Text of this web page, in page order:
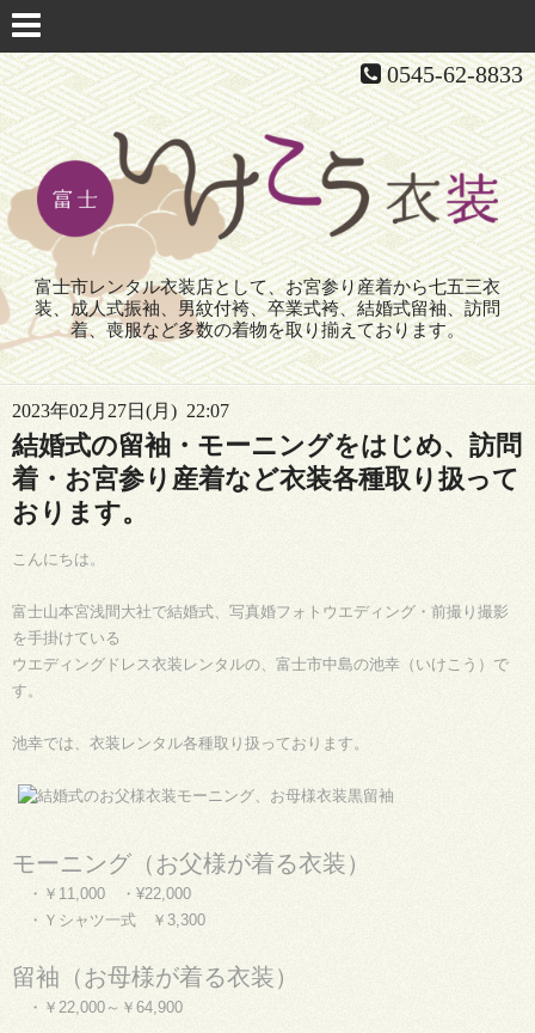
0545-62-8833
富士市レンタル衣装店として、お宮参り産着から七五三衣
装、成人式振袖、男紋付袴、卒業式袴、結婚式留袖、訪問
着、喪服など多数の着物を取り揃えております。
2023年02月27日(月) 22:07
結婚式の留袖・モーニングをはじめ、訪問
着・お宮参り産着など衣装各種取り扱って
おります。
こんにちは。
富士山本宮浅間大社で結婚式、写真婚フォトウエディング・前撮り撮影
を手掛けている
ウエディングドレス衣装レンタルの、富士市中島の池幸（いけこう）で
す。
池幸では、衣装レンタル各種取り扱っております。
モーニング（お父様が着る衣装）
・￥11,000 ・¥22,000
・Ｙシャツ一式 ￥3,300
留袖（お母様が着る衣装）
・￥22,000～￥64,900